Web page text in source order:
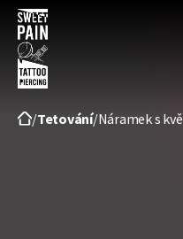
pain
tattoo
/Tetování/Náramek s